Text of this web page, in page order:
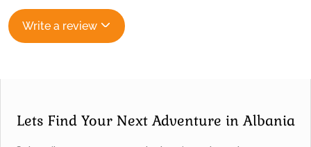
Write a review
Lets Find Your Next Adventure in Albania